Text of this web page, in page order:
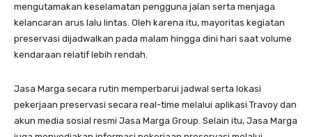
mengutamakan keselamatan pengguna jalan serta menjaga
kelancaran arus lalu lintas. Oleh karena itu, mayoritas kegiatan
preservasi dijadwalkan pada malam hingga dini hari saat volume
kendaraan relatif lebih rendah.
Jasa Marga secara rutin memperbarui jadwal serta lokasi
pekerjaan preservasi secara real-time melalui aplikasi Travoy dan
akun media sosial resmi Jasa Marga Group. Selain itu, Jasa Marga